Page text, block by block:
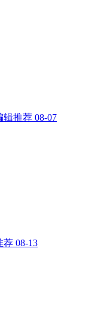
08-07
08-13